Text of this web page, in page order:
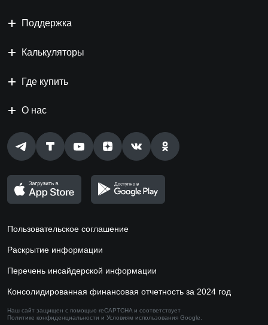
Поддержка
Калькуляторы
Где купить
О нас
Пользовательское соглашение
Раскрытие информации
Перечень инсайдерской информации
Консолидированная финансовая отчетность за 2024 год
Наш сайт защищен с помощью reCAPTCHA и соответствует
Политике конфиденциальности и Условиям использования Google.